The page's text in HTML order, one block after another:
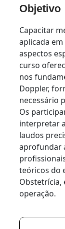
Objetivo
Capacitar
aplicada
aspectos
curso
nos
Doppler,
necessário
Os
interpretar
laudos
aprofundar
teóricos do
Obstetrícia,
operação.